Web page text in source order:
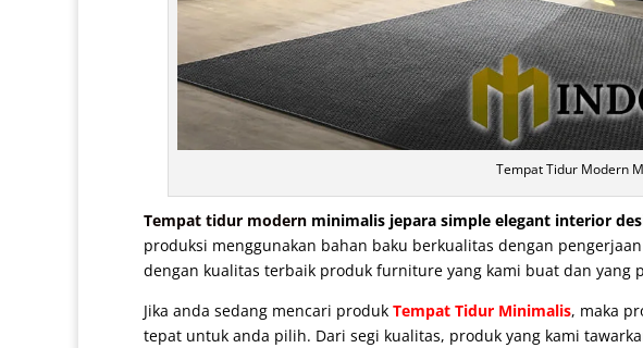
Tempat Tidur Modern
Tempat tidur modern minimalis jepara simple elegant interior
produksi menggunakan bahan baku berkualitas dengan
dengan kualitas terbaik produk furniture yang kami buat dan
Jika anda sedang mencari produk Tempat Tidur Minimalis, maka
tepat untuk anda pilih. Dari segi kualitas, produk yang kami